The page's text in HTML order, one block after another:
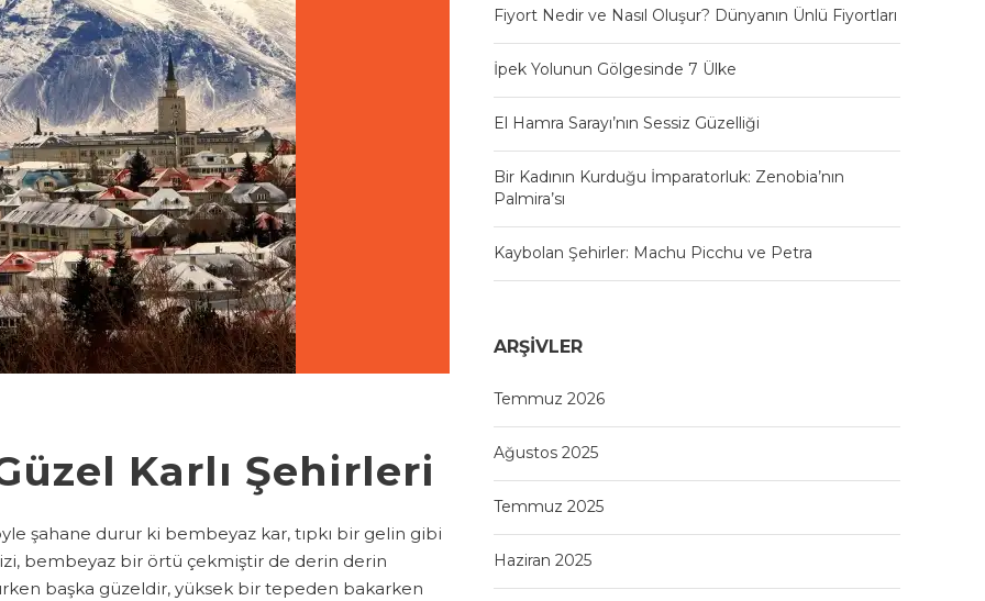
Karlı Şehirleri
şahane durur ki bembeyaz kar, tıpkı bir gelin gibi
bembeyaz bir örtü çekmiştir de derin derin
başka güzeldir, yüksek bir tepeden bakarken
Fiyort Nedir ve Nasıl Oluşur? Dünyanın Ünlü Fiyortları
İpek Yolunun Gölgesinde 7 Ülke
El Hamra Sarayı’nın Sessiz Güzelliği
Bir Kadının Kurduğu İmparatorluk: Zenobia’nın
Palmira’sı
Kaybolan Şehirler: Machu Picchu ve Petra
ARŞIVLER
Temmuz 2026
Ağustos 2025
Temmuz 2025
Haziran 2025